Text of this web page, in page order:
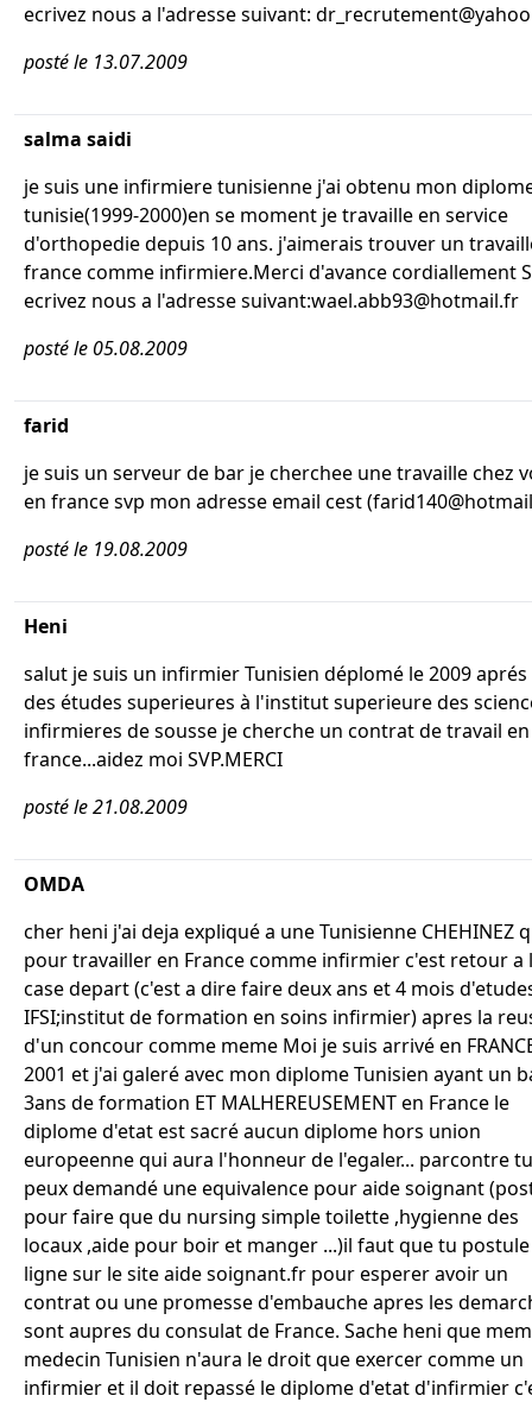
ecrivez nous a l'adresse suivant:
posté le 13.07.2009
salma saidi
je suis une infirmiere tunisienne j'ai obtenu mon
tunisie(1999-2000)en se moment je travaille en service
d'orthopedie depuis 10 ans. j'aimerais trouver un
france comme infirmiere.Merci d'avance cordiallement
ecrivez nous a l'adresse suivant:wael.abb93@hotmail.fr
posté le 05.08.2009
farid
je suis un serveur de bar je cherchee une travaille chez
en france svp mon adresse email cest
posté le 19.08.2009
Heni
salut je suis un infirmier Tunisien déplomé le 2009 aprés
des études superieures à l'institut superieure des
infirmieres de sousse je cherche un contrat de travail en
france...aidez moi SVP.MERCI
posté le 21.08.2009
OMDA
cher heni j'ai deja expliqué a une Tunisienne CHEHINEZ
pour travailler en France comme infirmier c'est retour a
case depart (c'est a dire faire deux ans et 4 mois
IFSI;institut de formation en soins infirmier) apres la
d'un concour comme meme Moi je suis arrivé en
2001 et j'ai galeré avec mon diplome Tunisien ayant un
3ans de formation ET MALHEREUSEMENT en France le
diplome d'etat est sacré aucun diplome hors union
europeenne qui aura l'honneur de l'egaler... parcontre tu
peux demandé une equivalence pour aide soignant
pour faire que du nursing simple toilette ,hygienne des
locaux ,aide pour boir et manger ...)il faut que tu
ligne sur le site aide soignant.fr pour esperer avoir un
contrat ou une promesse d'embauche apres les
sont aupres du consulat de France. Sache heni que
medecin Tunisien n'aura le droit que exercer comme un
infirmier et il doit repassé le diplome d'etat d'infirmier